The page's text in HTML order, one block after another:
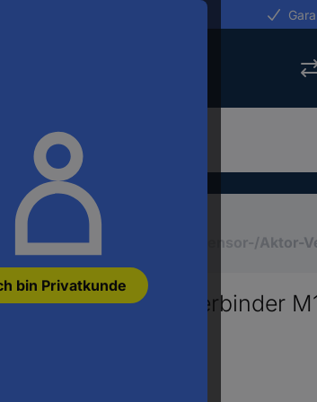
bin Privatkunde
Industriesteckverbinder Sensor-/Aktor-
Einbausteckverbinder